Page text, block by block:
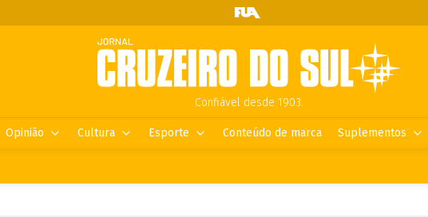
Confiável desde 1903.
Opinião Cultura Esporte Conteúdo de marca Suplementos